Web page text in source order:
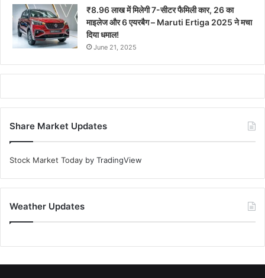
₹8.96 लाख में मिलेगी 7-सीटर फैमिली कार, 26 का
माइलेज और 6 एयरबैग – Maruti Ertiga 2025 ने मचा
दिया धमाल!
June 21, 2025
Share Market Updates
Stock Market Today by TradingView
Weather Updates